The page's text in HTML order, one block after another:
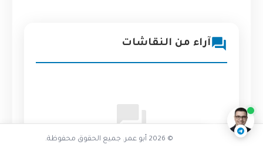
آراء من النقاشات
تفاعل مع الذكاء الاصطناعي
© 2026 أبو عمر. جميع الحقوق محفوظة.